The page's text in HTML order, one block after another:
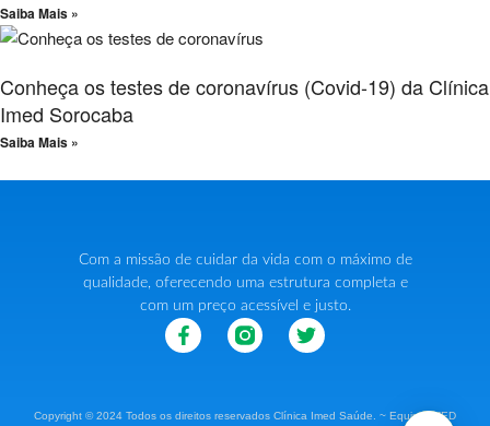
Saiba Mais »
Conheça os testes de coronavírus (Covid-19) da Clínica
Imed Sorocaba
Saiba Mais »
Com a missão de cuidar da vida com o máximo de
qualidade, oferecendo uma estrutura completa e
com um preço acessível e justo.
Copyright © 2024 Todos os direitos reservados Clínica Imed Saúde. ~ Equipe IMED